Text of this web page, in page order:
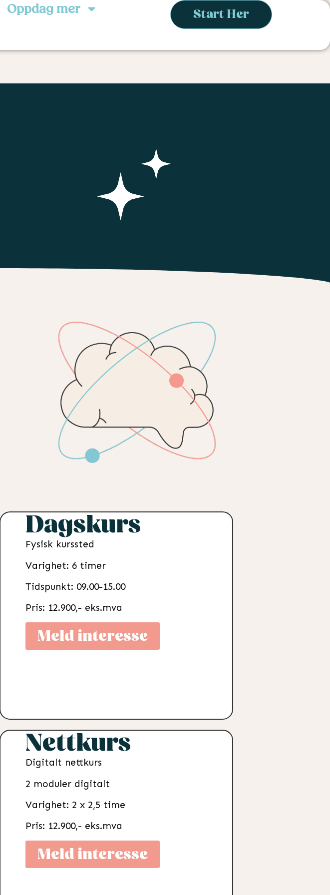
Oppdag mer Start Her
Dagskurs
Fysisk kurssted
Varighet: 6 timer
Tidspunkt: 09.00-15.00
Pris: 12.900,- eks.mva
Meld interesse
Nettkurs
Digitalt nettkurs
2 moduler digitalt
Varighet: 2 x 2,5 time
Pris: 12.900,- eks.mva
Meld interesse